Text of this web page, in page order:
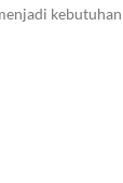
kebutuhan